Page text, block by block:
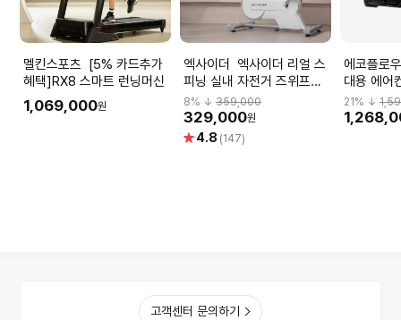
멜킨스포츠 [5% 카드추가
혜택]RX8 스마트 런닝머신
1,069,000원
엑사이더 엑사이더 리얼 스
피닝 실내 자전거 즈위프트
ES370 바이크 화이트
8% ↓359,000
329,000원
별 4.8 (147)
에코플로우 에코플로
대용 에어
21 % ↓
고객센터 문의하기